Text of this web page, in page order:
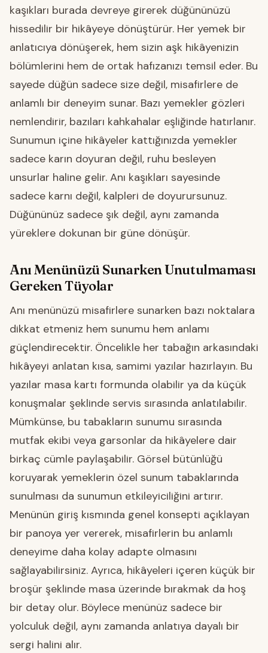
kaşıkları burada devreye girerek düğününüzü
hissedilir bir hikâyeye dönüştürür. Her yemek bir
anlatıcıya dönüşerek, hem sizin aşk hikâyenizin
bölümlerini hem de ortak hafızanızı temsil eder. Bu
sayede düğün sadece size değil, misafirlere de
anlamlı bir deneyim sunar. Bazı yemekler gözleri
nemlendirir, bazıları kahkahalar eşliğinde hatırlanır.
Sunumun içine hikâyeler kattığınızda yemekler
sadece karın doyuran değil, ruhu besleyen
unsurlar haline gelir. Anı kaşıkları sayesinde
sadece karnı değil, kalpleri de doyurursunuz.
Düğününüz sadece şık değil, aynı zamanda
yüreklere dokunan bir güne dönüşür.
Anı Menünüzü Sunarken Unutulmaması
Gereken Tüyolar
Anı menünüzü misafirlere sunarken bazı noktalara
dikkat etmeniz hem sunumu hem anlamı
güçlendirecektir. Öncelikle her tabağın arkasındaki
hikâyeyi anlatan kısa, samimi yazılar hazırlayın. Bu
yazılar masa kartı formunda olabilir ya da küçük
konuşmalar şeklinde servis sırasında anlatılabilir.
Mümkünse, bu tabakların sunumu sırasında
mutfak ekibi veya garsonlar da hikâyelere dair
birkaç cümle paylaşabilir. Görsel bütünlüğü
koruyarak yemeklerin özel sunum tabaklarında
sunulması da sunumun etkileyiciliğini artırır.
Menünün giriş kısmında genel konsepti açıklayan
bir panoya yer vererek, misafirlerin bu anlamlı
deneyime daha kolay adapte olmasını
sağlayabilirsiniz. Ayrıca, hikâyeleri içeren küçük bir
broşür şeklinde masa üzerinde bırakmak da hoş
bir detay olur. Böylece menünüz sadece bir
yolculuk değil, aynı zamanda anlatıya dayalı bir
sergi halini alır.